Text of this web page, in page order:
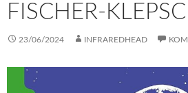
FISCHER-
23/06/2024 INFRAREDHEAD